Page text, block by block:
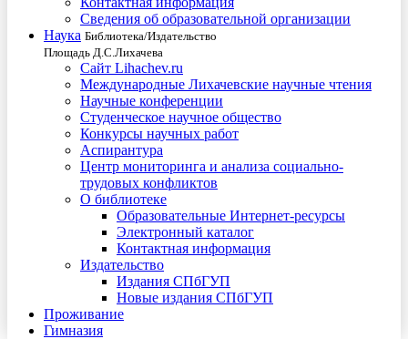
Сведения об образовательной организации
Наука Библиотека/Издательство
Площадь Д.С.Лихачева
Сайт Lihachev.ru
Международные Лихачевские научные чтения
Научные конференции
Студенческое научное общество
Конкурсы научных работ
Аспирантура
Центр мониторинга и анализа социально-
трудовых конфликтов
О библиотеке
Образовательные Интернет-ресурсы
Электронный каталог
Контактная информация
Издательство
Издания СПбГУП
Новые издания СПбГУП
Проживание
Гимназия